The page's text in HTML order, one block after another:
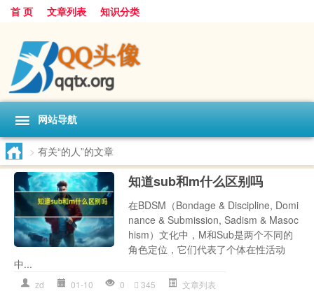
首 页 文章列表 知识分类
网站导航
> 有关“的人”的文章
知道sub和m什么区别吗
在BDSM（Bondage & Discipline, Domi
nance & Submission, Sadism & Masoc
hism）文化中，M和Sub是两个不同的
角色定位，它们代表了个体在性活动
中...
zd 01-10 0 345 文章列表